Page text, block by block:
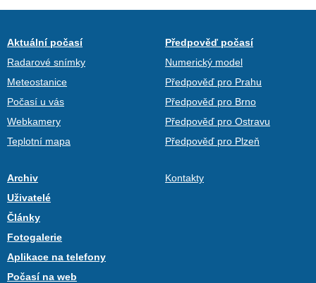
Aktuální počasí
Radarové snímky
Meteostanice
Počasí u vás
Webkamery
Teplotní mapa
Předpověď počasí
Numerický model
Předpověď pro Prahu
Předpověď pro Brno
Předpověď pro Ostravu
Předpověď pro Plzeň
Archiv
Uživatelé
Články
Fotogalerie
Aplikace na telefony
Počasí na web
Kontakty